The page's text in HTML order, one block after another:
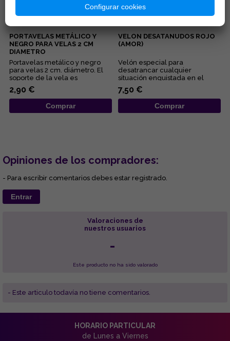
PORTAVELAS METÁLICO Y
NEGRO PARA VELAS 2 CM
DIAMETRO
Portavelas metálico y negro
para velas 2 cm. diámetro. El
soporte de la vela es
representativo del
conocimient...
2,90 €
Comprar
VELON DESATANUDOS ROJO
(AMOR)
Velón especial para
desatrancar cualquier
situación enquistada en el
ámbito amoroso y sexual....
7,50 €
Comprar
Opiniones de los compradores:
- Para escribir comentarios debes estar registrado.
Entrar
Valoraciones de
nuestros usuarios
-
Este producto no ha sido valorado
- Este articulo todavía no tiene comentarios.
HORARIO PARTICULAR
de Lunes a Viernes
Configurar cookies